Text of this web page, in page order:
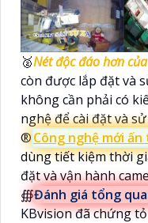
🥈️Nét độc đáo hơn
còn được lắp đặt và
không cần phải có
nghệ để cài đặt và
®️Công nghệ mới
dùng tiết kiệm thời
đặt và vận hành
∰Đánh giá tổng
KBvision đã chứng